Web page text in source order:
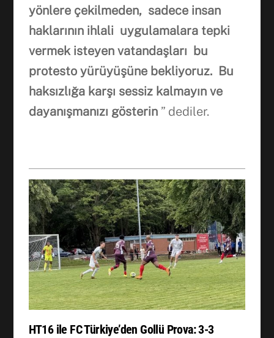
yönlere çekilmeden, sadece insan
haklarının ihlali uygulamalara tepki
vermek isteyen vatandaşları bu
protesto yürüyüşüne bekliyoruz. Bu
haksızlığakarşı sessiz kalmayınve
dayanışmanızı gösterin ” dediler.
HT16 ile FC Türkiye’den Gollü Prova: 3-3